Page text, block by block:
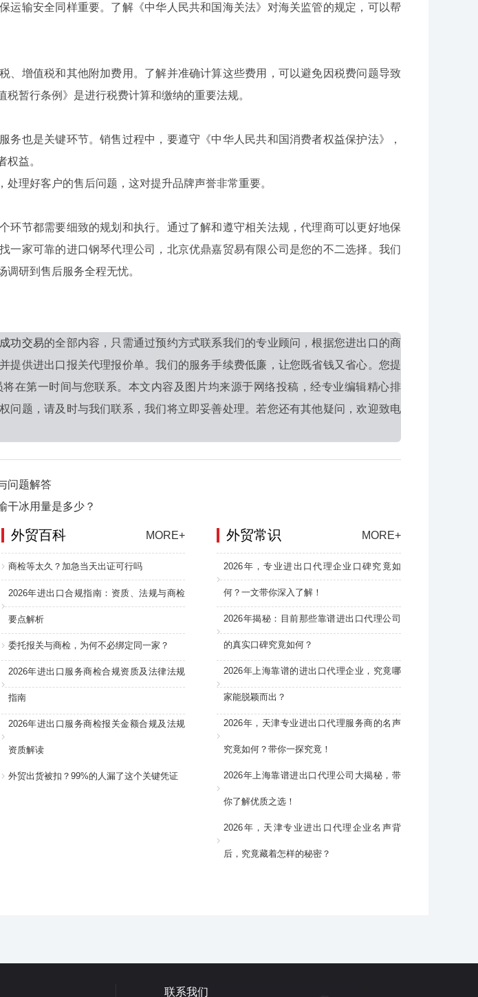
输安全同样重要。了解《中华人民共和国海关法》对海关监管的规定，可以帮
增值税和其他附加费用。了解并准确计算这些费用，可以避免因税费问题导致
暂行条例》是进行税费计算和缴纳的重要法规。
也是关键环节。销售过程中，要遵守《中华人民共和国消费者权益保护法》，
权益。
理好客户的售后问题，这对提升品牌声誉非常重要。
节都需要细致的规划和执行。通过了解和遵守相关法规，代理商可以更好地保
一家可靠的进口钢琴代理公司，北京优鼎嘉贸易有限公司是您的不二选择。我们
研到售后服务全程无忧。
功交易的全部内容，只需通过预约方式联系我们的专业顾问，根据您进出口的商
提供进出口报关代理报价单。我们的服务手续费低廉，让您既省钱又省心。您提
在第一时间与您联系。本文内容及图片均来源于网络投稿，经专业编辑精心排
问题，请及时与我们联系，我们将立即妥善处理。若您还有其他疑问，欢迎致电
问题解答
干冰用量是多少？
外贸常识 MORE+
2026年，专业进出口代理企业口碑究竟如
何？一文带你深入了解！
2026年揭秘：目前那些靠谱进出口代理公司
的真实口碑究竟如何？
2026年上海靠谱的进出口代理企业，究竟哪
家能脱颖而出？
2026年，天津专业进出口代理服务商的名声
究竟如何？带你一探究竟！
2026年上海靠谱进出口代理公司大揭秘，带
你了解优质之选！
2026年，天津专业进出口代理企业名声背
后，究竟藏着怎样的秘密？
外贸百科 MORE+
商检等太久？加急当天出证可行吗
2026年进出口合规指南：资质、法规与商检
要点解析
委托报关与商检，为何不必绑定同一家？
2026年进出口服务商检合规资质及法律法规
指南
2026年进出口服务商检报关金额合规及法规
资质解读
外贸出货被扣？99%的人漏了这个关键凭证
联系我们